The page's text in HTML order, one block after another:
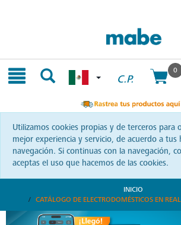
C.P.
0
Utilizamos cookies propias y de terceros para
mejor experiencia y servicio, de acuerdo a tus
navegación. Si continuas con la navegación,
aceptas el uso que hacemos de las cookies.
INICIO
CATÁLOGO DE ELECTRODOMÉSTICOS EN